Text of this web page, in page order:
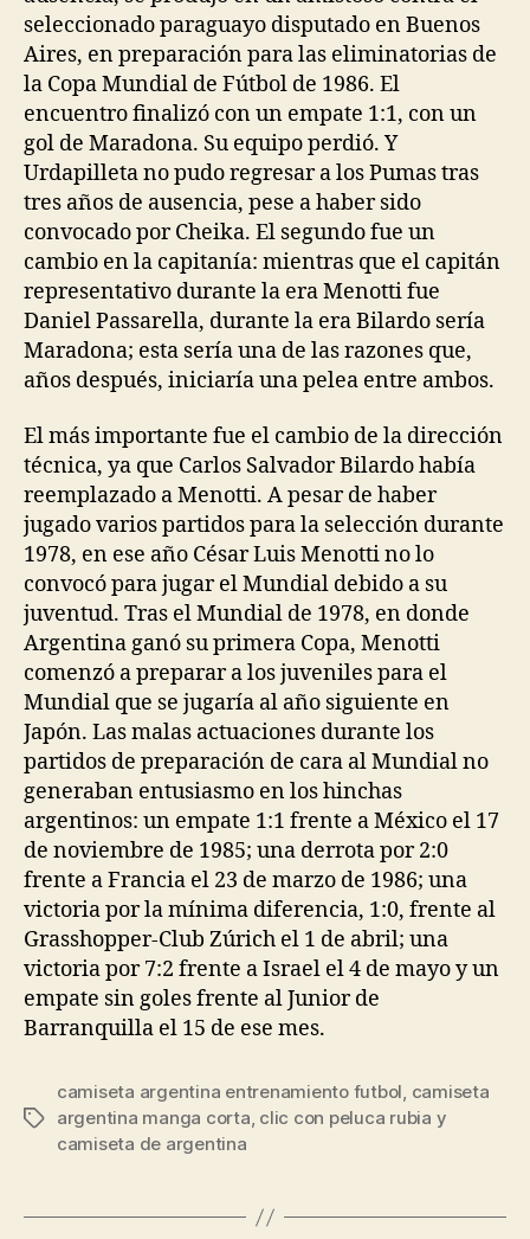
seleccionado paraguayo disputado en Buenos
Aires, en preparación para las eliminatorias de
la Copa Mundial de Fútbol de 1986. El
encuentro finalizó con un empate 1:1, con un
gol de Maradona. Su equipo perdió. Y
Urdapilleta no pudo regresar a los Pumas tras
tres años de ausencia, pese a haber sido
convocado por Cheika. El segundo fue un
cambio en la capitanía: mientras que el capitán
representativo durante la era Menotti fue
Daniel Passarella, durante la era Bilardo sería
Maradona; esta sería una de las razones que,
años después, iniciaría una pelea entre ambos.
El más importante fue el cambio de la dirección
técnica, ya que Carlos Salvador Bilardo había
reemplazado a Menotti. A pesar de haber
jugado varios partidos para la selección durante
1978, en ese año César Luis Menotti no lo
convocó para jugar el Mundial debido a su
juventud. Tras el Mundial de 1978, en donde
Argentina ganó su primera Copa, Menotti
comenzó a preparar a los juveniles para el
Mundial que se jugaría al año siguiente en
Japón. Las malas actuaciones durante los
partidos de preparación de cara al Mundial no
generaban entusiasmo en los hinchas
argentinos: un empate 1:1 frente a México el 17
de noviembre de 1985; una derrota por 2:0
frente a Francia el 23 de marzo de 1986; una
victoria por la mínima diferencia, 1:0, frente al
Grasshopper-Club Zúrich el 1 de abril; una
victoria por 7:2 frente a Israel el 4 de mayo y un
empate sin goles frente al Junior de
Barranquilla el 15 de ese mes.
Etiquetas
camiseta argentina entrenamiento futbol, camiseta
argentina manga corta, clic con peluca rubia y
camiseta de argentina